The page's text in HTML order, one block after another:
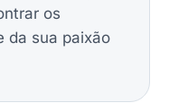
os
da sua paixão